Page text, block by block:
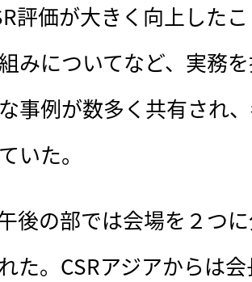
評価が大きく向上した
みについてなど、実務
事例が数多く共有され
いた。
後の部では会場を２つ
た。CSRアジアからは